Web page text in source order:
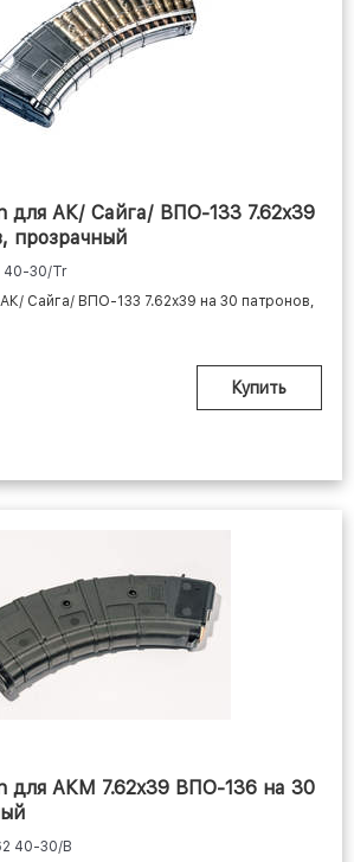
для АК/ Сайга/ ВПО-133 7.62x39
прозрачный
40-30/Tr
Сайга/ ВПО-133 7.62x39 на 30 патронов,
Купить
для АКМ 7.62x39 ВПО-136 на 30
40-30/B